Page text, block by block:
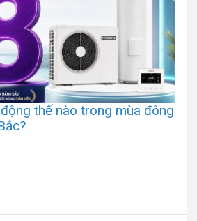
thế nào trong mùa đông